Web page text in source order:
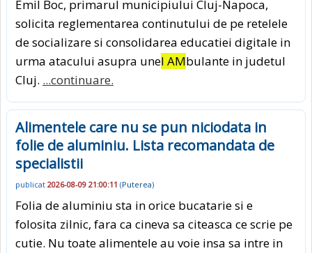
Emil Boc, primarul municipiului Cluj-Napoca,
solicita reglementarea continutului de pe retelele
de socializare si consolidarea educatiei digitale in
urma atacului asupra uneI AMbulante in judetul
Cluj. ...continuare.
Alimentele care nu se pun niciodata in
folie de aluminiu. Lista recomandata de
specialistii
publicat 2026-08-09 21:00:11 (Puterea)
Folia de aluminiu sta in orice bucatarie si e
folosita zilnic, fara ca cineva sa citeasca ce scrie pe
cutie. Nu toate alimentele au voie insa sa intre in